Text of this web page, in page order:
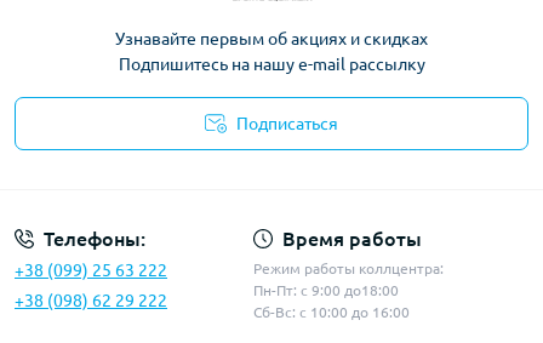
Узнавайте первым об акциях и скидках
Подпишитесь на нашу e-mail рассылку
Подписаться
Телефоны:
+38 (099) 25 63 222
+38 (098) 62 29 222
Время работы
Режим работы коллцентра:
Пн-Пт: с 9:00 до18:00
Сб-Вс: с 10:00 до 16:00